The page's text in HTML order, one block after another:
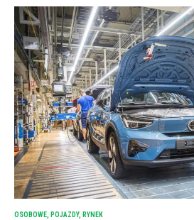
OSOBOWE, POJAZDY, RYNEK